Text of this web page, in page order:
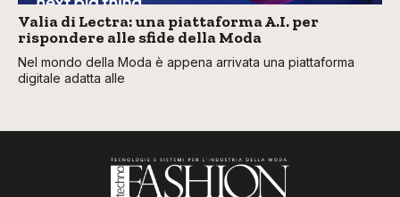
Valia di Lectra: una piattaforma A.I. per
rispondere alle sfide della Moda
Nel mondo della Moda è appena arrivata una piattaforma
digitale adatta alle